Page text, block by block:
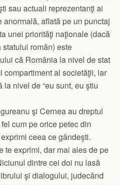
sau actuali reprezentanţi ai
aflată pe un punctaj
unei priorităţi naţionale (dacă
român) este
că România la nivel de stat
al societăţii, iar
nivel de “eu sunt, eu ştiu
şi Cernea au dreptul
cum pe orice petec din
ceea ce gândeşti.
te exprimi, dar mai ales de pe
dintre cei doi nu lasă
şi dialogului, judecând